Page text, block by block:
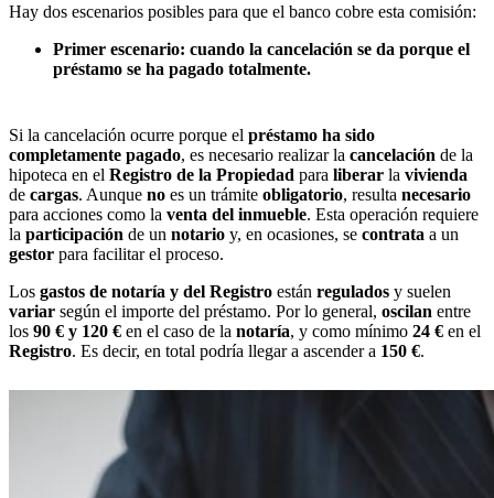
Hay dos escenarios posibles para que el banco cobre esta comisión:
Primer escenario: cuando la cancelación se da porque el
préstamo se ha pagado totalmente.
Si la cancelación ocurre porque el préstamo ha sido
completamente pagado, es necesario realizar la cancelación de la
hipoteca en el Registro de la Propiedad para liberar la vivienda
de cargas. Aunque no es un trámite obligatorio, resulta necesario
para acciones como la venta del inmueble. Esta operación requiere
la participación de un notario y, en ocasiones, se contrata a un
gestor para facilitar el proceso.
Los gastos de notaría y del Registro están regulados y suelen
variar según el importe del préstamo. Por lo general, oscilan entre
los 90 € y 120 € en el caso de la notaría, y como mínimo 24 € en el
Registro. Es decir, en total podría llegar a ascender a 150 €.